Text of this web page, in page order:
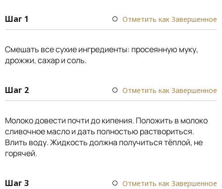
Шаг 1 Отметить как Завершенное
Смешать все сухие ингредиенты: просеянную муку,
дрожжи, сахар и соль.
Шаг 2 Отметить как Завершенное
Молоко довести почти до кипения. Положить в молоко
сливочное масло и дать полностью раствориться.
Влить воду. Жидкость должна получиться тёплой, не
горячей.
Шаг 3 Отметить как Завершенное